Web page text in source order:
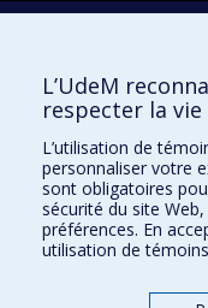
Montréal (Québec) H3T 1J4
Courriel : secretariat-
Admission
Plan du site
Accessibilité
L’UdeM
respecter la
L’utilisation de
personnaliser votre
sont obligatoires
sécurité du site
préférences. En
utilisation de